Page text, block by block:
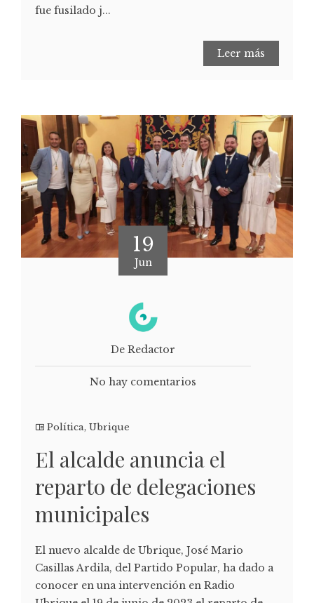
fue fusilado j...
Leer más
19
Jun
De Redactor
No hay comentarios
Política, Ubrique
El alcalde anuncia el
reparto de delegaciones
municipales
El nuevo alcalde de Ubrique, José Mario
Casillas Ardila, del Partido Popular, ha dado a
conocer en una intervención en Radio